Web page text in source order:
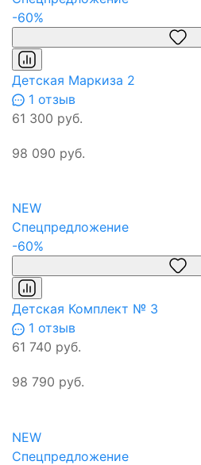
-60%
Детская Маркиза 2
1 отзыв
61 300 руб.
98 090 руб.
NEW
Спецпредложение
-60%
Детская Комплект № 3
1 отзыв
61 740 руб.
98 790 руб.
NEW
Спецпредложение